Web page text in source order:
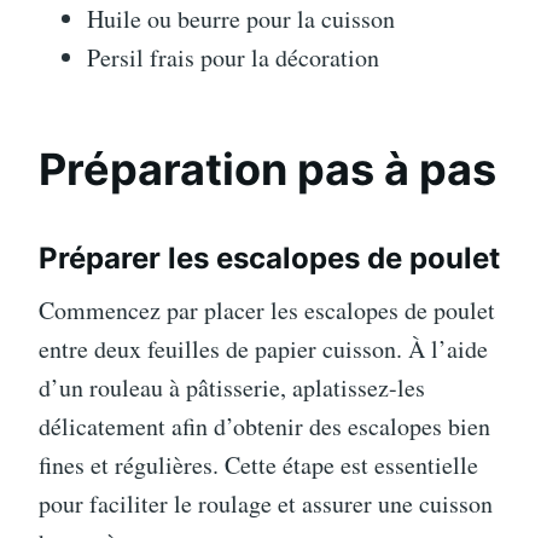
Huile ou beurre pour la cuisson
Persil frais pour la décoration
Préparation pas à pas
Préparer les escalopes de poulet
Commencez par placer les escalopes de poulet
entre deux feuilles de papier cuisson. À l’aide
d’un rouleau à pâtisserie, aplatissez-les
délicatement afin d’obtenir des escalopes bien
fines et régulières. Cette étape est essentielle
pour faciliter le roulage et assurer une cuisson